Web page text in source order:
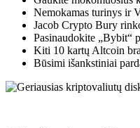
Nemokamas turinys ir
Jacob Crypto Bury
Pasinaudokite „Bybit“
Kiti 10 kartų Altcoin
Būsimi išankstiniai